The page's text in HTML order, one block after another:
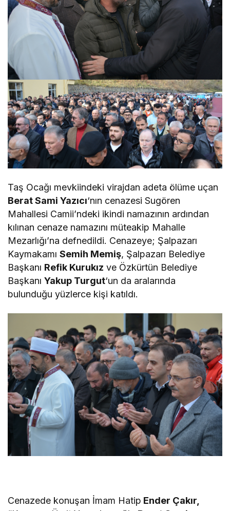
Taş Ocağı mevkiindeki virajdan adeta ölüme uçan
Berat Sami Yazıcı‘nın cenazesi Sugören
Mahallesi Camii’ndeki ikindi namazının ardından
kılınan cenaze namazını müteakip Mahalle
Mezarlığı’na defnedildi. Cenazeye; Şalpazarı
KaymakamıSemih Memiş, Şalpazarı Belediye
Başkanı Refik Kurukız ve Özkürtün Belediye
BaşkanıYakup Turgut‘un da aralarında
bulunduğu yüzlerce kişi katıldı.
Cenazede konuşan İmam Hatip Ender Çakır,